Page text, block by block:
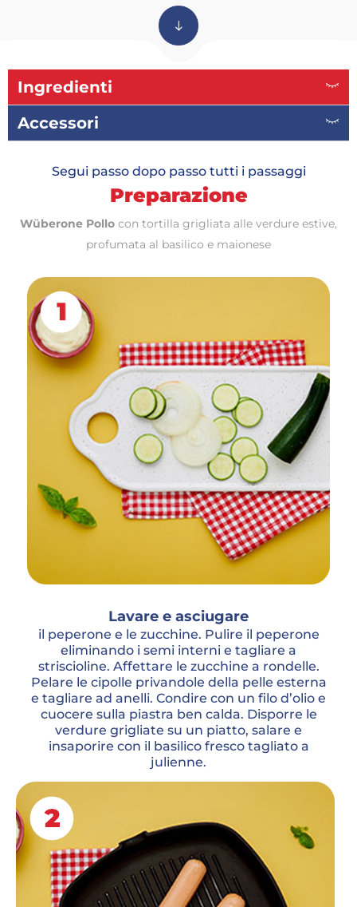
Ingredienti
Accessori
Segui passo dopo passo tutti i passaggi
Preparazione
Wüberone Pollo con tortilla grigliata alle verdure estive,
profumata al basilico e maionese
Lavare e asciugare
il peperone e le zucchine. Pulire il peperone
eliminando i semi interni e tagliare a
striscioline. Affettare le zucchine a rondelle.
Pelare le cipolle privandole della pelle esterna
e tagliare ad anelli. Condire con un filo d’olio e
cuocere sulla piastra ben calda. Disporre le
verdure grigliate su un piatto, salare e
insaporire con il basilico fresco tagliato a
julienne.